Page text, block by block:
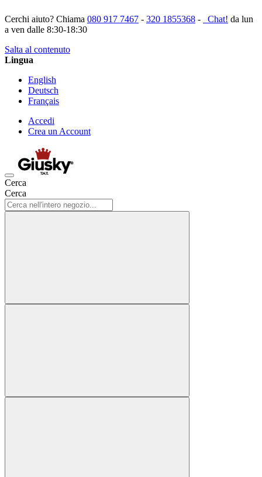
Cerchi aiuto? Chiama 080 917 7467 - 320 1855368 - Chat! da lun
a ven dalle 8:30-18:30
Salta al contenuto
Lingua
English
Deutsch
Français
Accedi
Crea un Account
Cerca
Cerca